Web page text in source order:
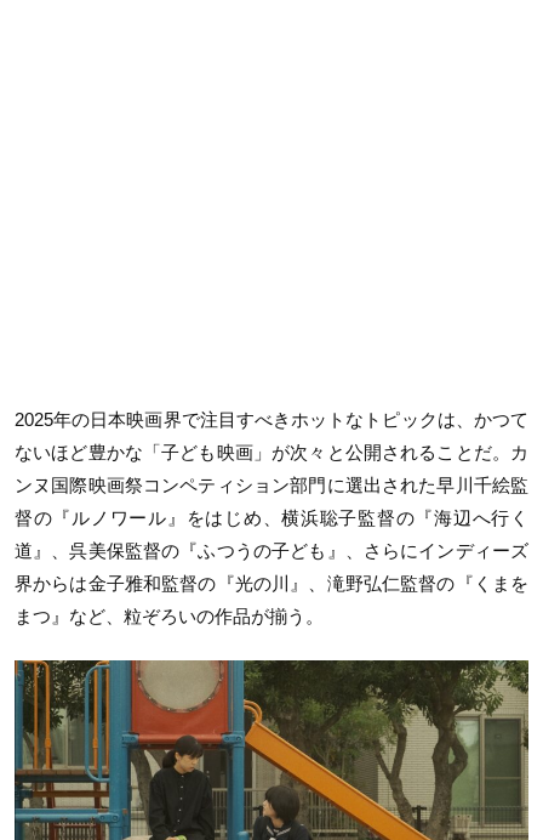
2025年の日本映画界で注目すべきホットなトピックは、かつて
ないほど豊かな「子ども映画」が次々と公開されることだ。カ
ンヌ国際映画祭コンペティション部門に選出された早川千絵監
督の『ルノワール』をはじめ、横浜聡子監督の『海辺へ行く
道』、呉美保監督の『ふつうの子ども』、さらにインディーズ
界からは金子雅和監督の『光の川』、滝野弘仁監督の『くまを
まつ』など、粒ぞろいの作品が揃う。